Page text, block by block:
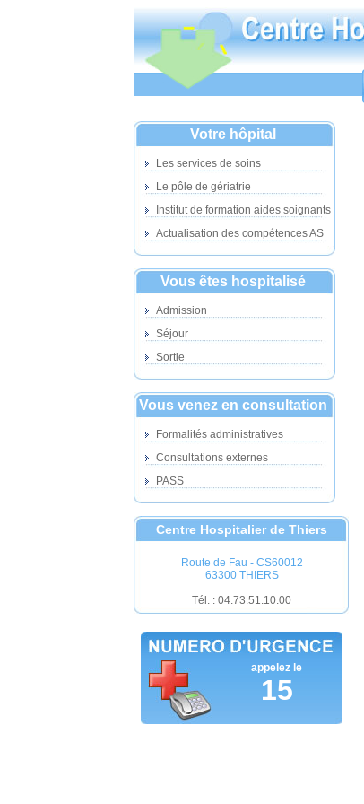
Votre hôpital
Les services de soins
Le pôle de gériatrie
Institut de formation aides soignants
Actualisation des compétences AS
Vous êtes hospitalisé
Admission
Séjour
Sortie
Vous venez en consultation
Formalités administratives
Consultations externes
PASS
Centre Hospitalier de Thiers
Route de Fau - CS60012
63300 THIERS
Tél. : 04.73.51.10.00
appelez le
15